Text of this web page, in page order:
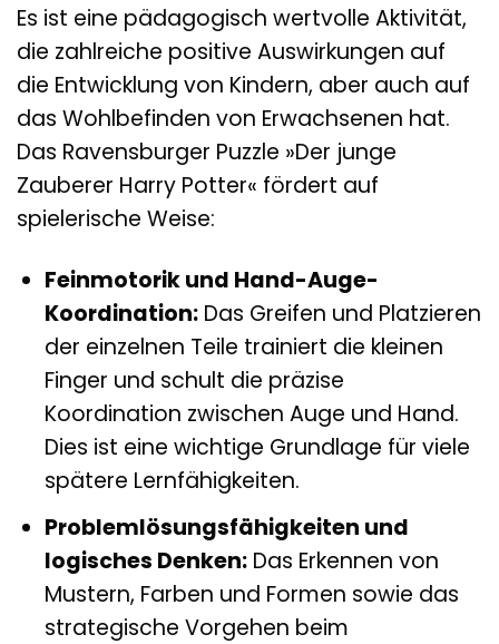
Es ist eine pädagogisch wertvolle Aktivität,
die zahlreiche positive Auswirkungen auf
die Entwicklung von Kindern, aber auch auf
das Wohlbefinden von Erwachsenen hat.
Das Ravensburger Puzzle »Der junge
Zauberer Harry Potter« fördert auf
spielerische Weise:
Feinmotorik und Hand-Auge-
Koordination:Das Greifen und Platzieren
der einzelnen Teile trainiert die kleinen
Finger und schult die präzise
Koordination zwischen Auge und Hand.
Dies ist eine wichtige Grundlage für viele
spätere Lernfähigkeiten.
Problemlösungsfähigkeiten und
logisches Denken:Das Erkennen von
Mustern, Farben und Formen sowie das
strategische Vorgehen beim